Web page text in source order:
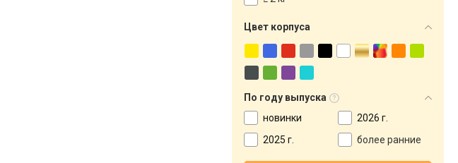
Цвет корпуса
По году выпуска
новинки
2026 г.
2025 г.
более ранние